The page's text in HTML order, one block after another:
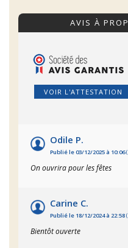
AVIS À
VOIR L'ATTESTATION
Odile P.
Publié le 03/12/2025 à 10:06
On ouvrira pour les fêtes
Carine C.
Publié le 18/12/2024 à 22:58
Bientôt ouverte